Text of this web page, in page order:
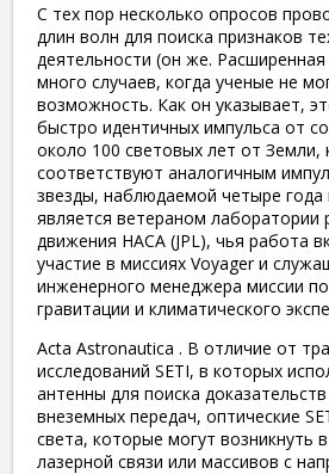
С тех пор несколько опросов
длин волн для поиска признаков
деятельности (он же.
много случаев, когда ученые не
возможность. Как он указывает,
быстро идентичных импульса от
около 100 световых лет от Земли,
соответствуют аналогичным
звезды, наблюдаемой четыре года
является ветераном лаборатории
движения НАСА (JPL), чья работа
участие в миссиях Voyager и
инженерного менеджера миссии
гравитации и климатического
Acta Astronautica . В отличие от
исследований SETI, в которых
антенны для поиска
внеземных передач, оптические
света, которые могут возникнуть
лазерной связи или массивов с